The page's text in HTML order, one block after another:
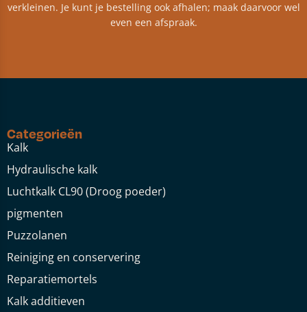
verkleinen. Je kunt je bestelling ook afhalen; maak daarvoor wel
even een afspraak.
Categorieën
Kalk
Hydraulische kalk
Luchtkalk CL90 (Droog poeder)
pigmenten
Puzzolanen
Reiniging en conservering
Reparatiemortels
Kalk additieven